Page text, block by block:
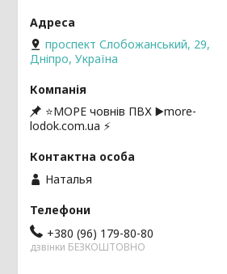
проспект Слобожанський, 29,
Дніпро, Україна
⭐️МОРЕ човнів ПВХ ▶️more-
lodok.com.ua ⚡
Наталья
+380 (96) 179-80-80
дзвінки БЕЗКОШТОВНО